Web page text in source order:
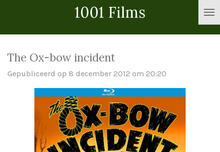
hoofdinhoud
1001 Films
The Ox-bow incident
Gepubliceerd op 8 december 2012 om 20:20